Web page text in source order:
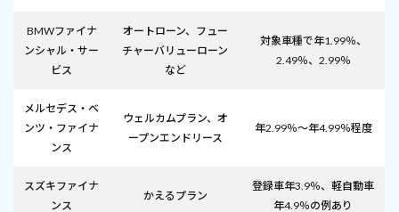
BMWファイナ
ンシャル・サー
ビス
オートローン、フュー
チャーバリューローン
など
対象車種で年1.99％、
2.49％、2.99％
メルセデス・ベ
ンツ・ファイナ
ンス
ウェルカムプラン、オ
ープンエンドリース
年2.99％～年4.99％程度
スズキファイナ
ンス
かえるプラン
登録車年3.9％、軽自動車
年4.9％の例あり